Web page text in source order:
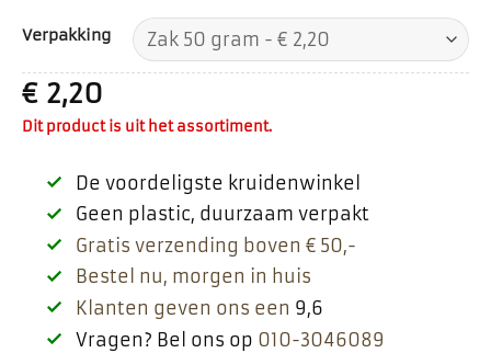
Verpakking
€2,20
Dit product is uit het assortiment.
De voordeligste kruidenwinkel
Geen plastic, duurzaam verpakt
Gratis verzending boven € 50,-
Bestel nu, morgen in huis
Klanten geven ons een 9,6
Vragen? Bel ons op 010-3046089